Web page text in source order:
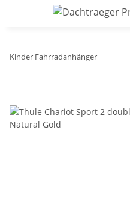
Kinder Fahrradanhänger